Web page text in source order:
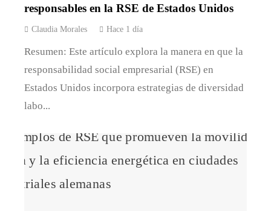
responsables en la RSE de Estados Unidos
Claudia Morales Hace 1 día
Resumen: Este artículo explora la manera en que la
responsabilidad social empresarial (RSE) en
Estados Unidos incorpora estrategias de diversidad
labo...